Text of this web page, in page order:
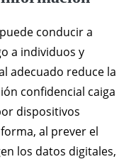
conducir a
a individuos y
adecuado reduce la
confidencial caiga
dispositivos
al prever el
los datos digitales,